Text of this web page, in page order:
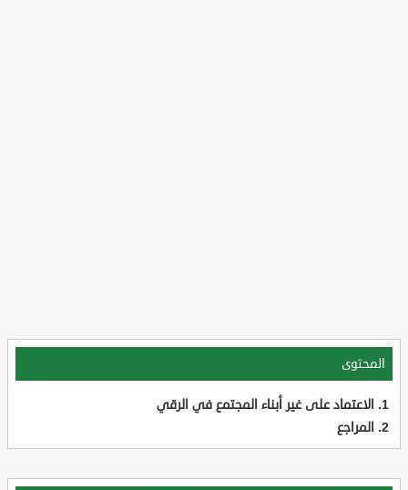
المحتوى
الاعتماد على غير أبناء المجتمع في الرقي
المراجع